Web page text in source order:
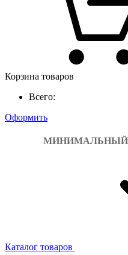
Корзина товаров
Всего:
Оформить
МИНИМАЛЬНЫЙ
Каталог товаров